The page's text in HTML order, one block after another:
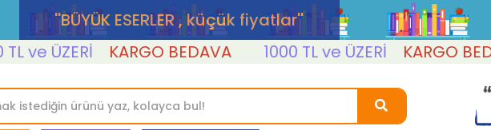
''BÜYÜK ESERLER , küçük fiyatlar''
ÜZERİ KARGO BEDAVA 1000 TL ve ÜZERİ KARGO BEDAVA